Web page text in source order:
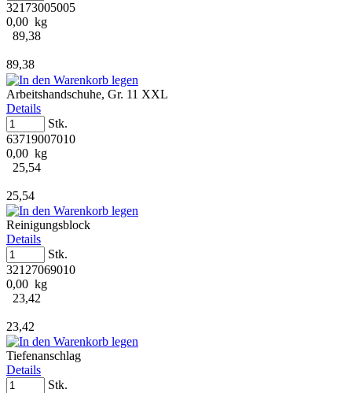
32173005005
0,00 kg
89,38
89,38
Arbeitshandschuhe, Gr. 11 XXL
Details
Stk.
63719007010
0,00 kg
25,54
25,54
Reinigungsblock
Details
Stk.
32127069010
0,00 kg
23,42
23,42
Tiefenanschlag
Details
Stk.